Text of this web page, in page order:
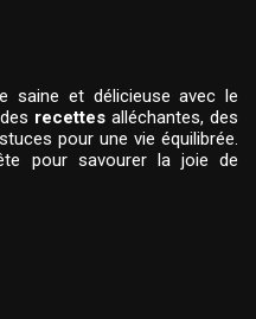
saine et délicieuse avec le
recettes alléchantes, des
pour une vie équilibrée.
pour savourer la joie de